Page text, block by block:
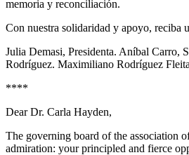
memoria y reconciliación.
Con nuestra solidaridad y apoyo, reciba
Julia Demasi, Presidenta. Aníbal Carro,
Rodríguez. Maximiliano Rodríguez
****
Dear Dr. Carla Hayden,
The governing board of the association
admiration: your principled and fierce